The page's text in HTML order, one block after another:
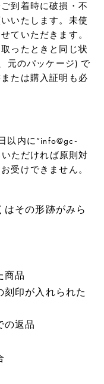
到着時に破損・不
いたします。未使
ていただきます。
ったときと同じ状
元のパッケージ) で
たは購入証明も必
以内に”info@gc-
ただければ原則対
受けできません。
その形跡がみら
商品
印が入れられた
の返品